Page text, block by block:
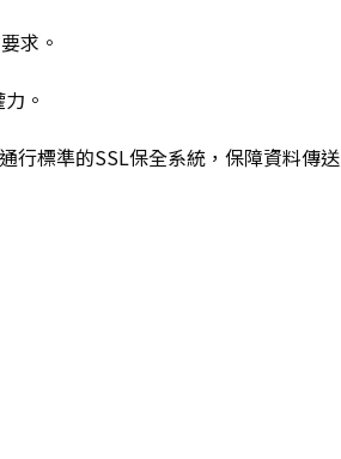
求。
。
行標準的SSL保全系統，保障資料傳送